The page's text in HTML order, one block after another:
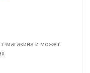
магазина и может